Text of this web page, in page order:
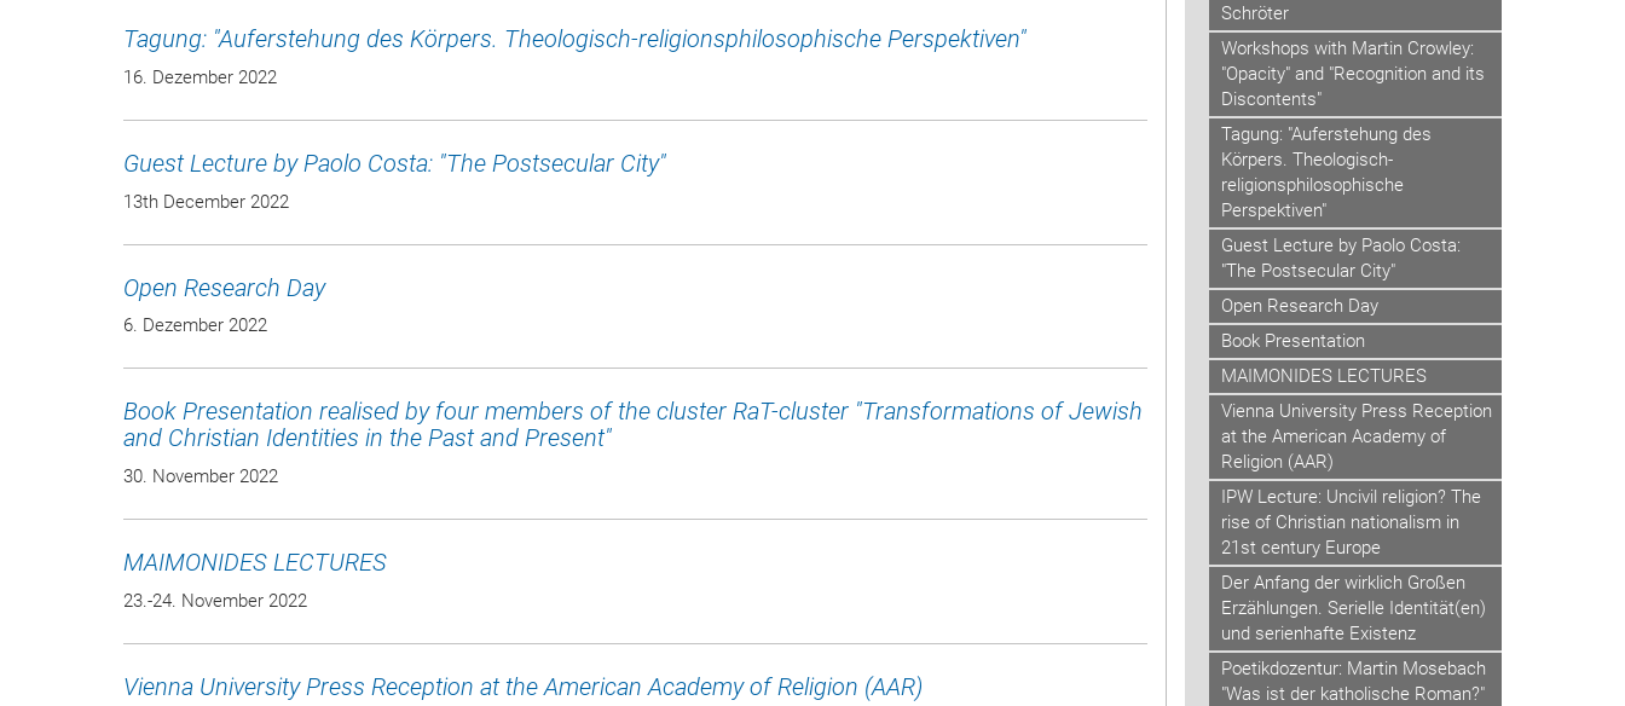
Tagung: "Auferstehung des Körpers. Theologisch-religionsphilosophische Perspektiven"
16. Dezember 2022
Guest Lecture by Paolo Costa: "The Postsecular City"
13th December 2022
Open Research Day
6. Dezember 2022
Book Presentation realised by four members of the cluster RaT-cluster "Transformations of Jewish
and Christian Identities in the Past and Present"
30. November 2022
MAIMONIDES LECTURES
23.-24. November 2022
Vienna University Press Reception at the American Academy of Religion (AAR)
Schröter
Workshops with Martin Crowley:
"Opacity" and "Recognition and its
Discontents"
Tagung: "Auferstehung des
Körpers. Theologisch-
religionsphilosophische
Perspektiven"
Guest Lecture by Paolo Costa:
"The Postsecular City"
Open Research Day
Book Presentation
MAIMONIDES LECTURES
Vienna University Press Reception
at the American Academy of
Religion (AAR)
IPW Lecture: Uncivil religion? The
rise of Christian nationalism in
21st century Europe
Der Anfang der wirklich Großen
Erzählungen. Serielle Identität(en)
und serienhafte Existenz
Poetikdozentur: Martin Mosebach
"Was ist der katholische Roman?"